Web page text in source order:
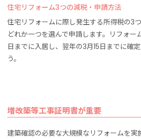
住宅リフォーム3つの減税・申請方法
住宅リフォームに際し発生する所得税の3
どれか一つを選んで申請します。リフォー
日までに入居し、翌年の3月15日までに確
う。
増改築等工事証明書が重要
建築確認の必要な大規模なリフォームを実